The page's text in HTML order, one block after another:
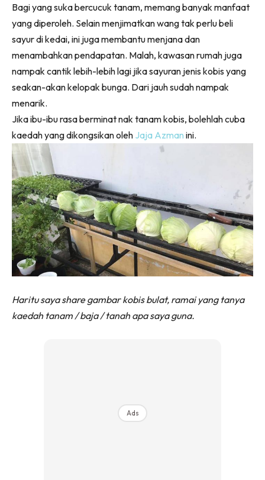
(Twitter)
Bagi yang suka bercucuk tanam, memang banyak manfaat
yang diperoleh. Selain menjimatkan wang tak perlu beli
sayur di kedai, ini juga membantu menjana dan
menambahkan pendapatan. Malah, kawasan rumah juga
nampak cantik lebih-lebih lagi jika sayuran jenis kobis yang
seakan-akan kelopak bunga. Dari jauh sudah nampak
menarik.
Jika ibu-ibu rasa berminat nak tanam kobis, bolehlah cuba
kaedah yang dikongsikan oleh Jaja Azman ini.
Haritu saya share gambar kobis bulat, ramai yang tanya
kaedah tanam / baja / tanah apa saya guna.
Ads